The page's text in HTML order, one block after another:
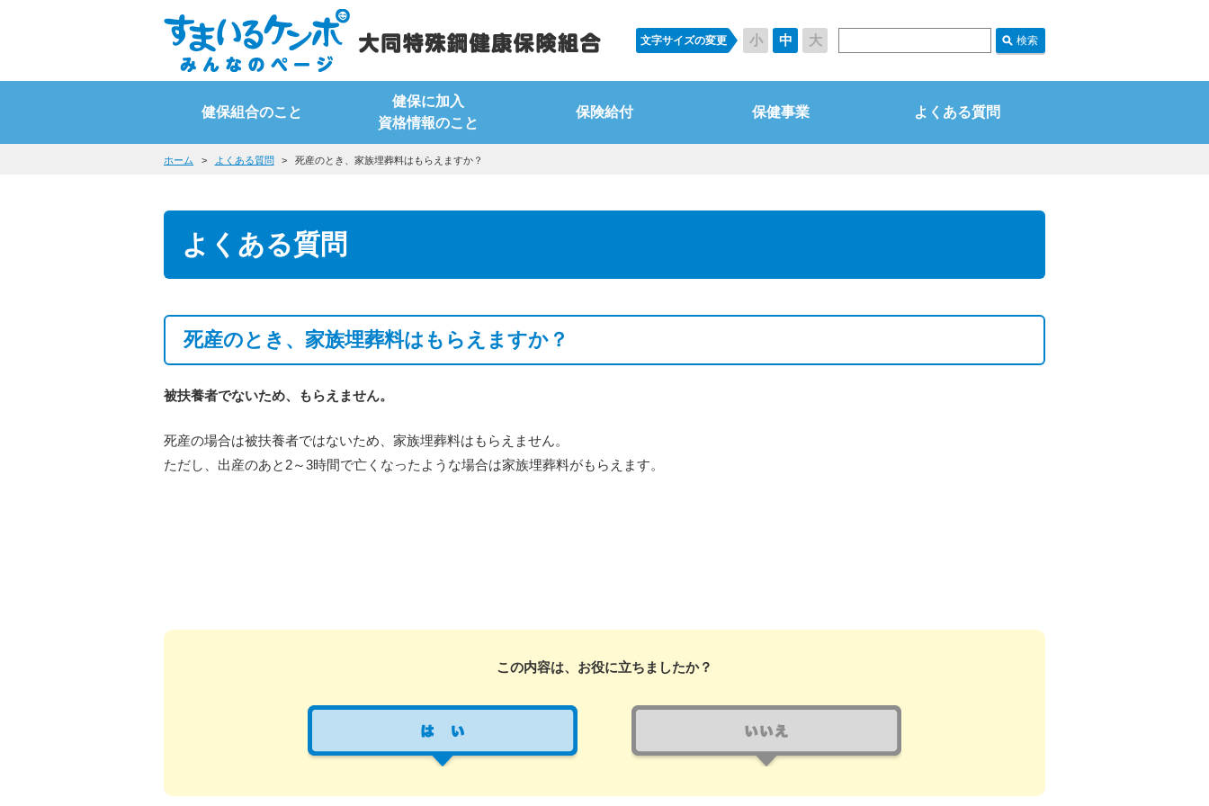
文字サイズの変更 小 中 大
健保組合のこと
健保に加入
資格情報のこと
保険給付 保健事業 よくある質問
ホーム よくある質問 死産のとき、家族埋葬料はもらえますか？
よくある質問
死産のとき、家族埋葬料はもらえますか？
被扶養者でないため、もらえません。
死産の場合は被扶養者ではないため、家族埋葬料はもらえません。
ただし、出産のあと2～3時間で亡くなったような場合は家族埋葬料がもらえます。
この内容は、お役に立ちましたか？